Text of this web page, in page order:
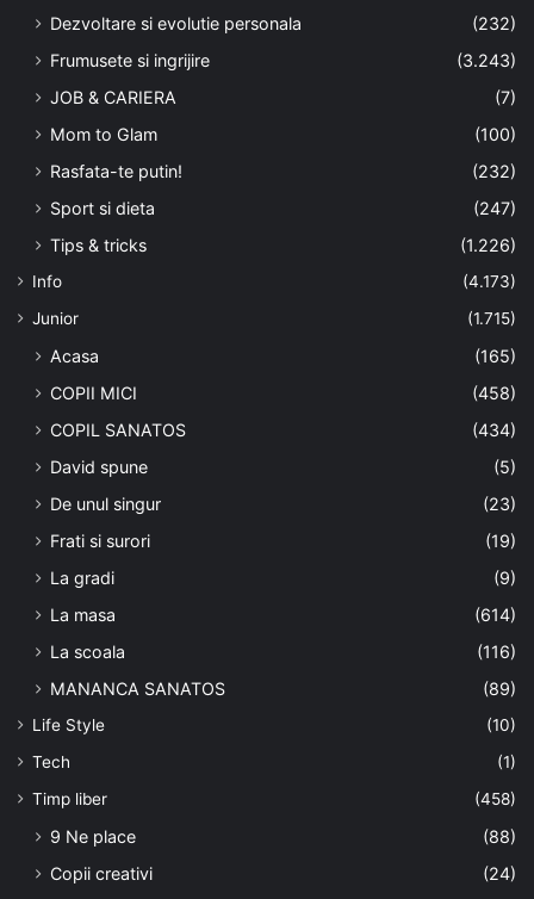
Dezvoltare si evolutie personala
(232)
Frumusete si ingrijire
(3.243)
JOB & CARIERA
(7)
Mom to Glam
(100)
Rasfata-te putin!
(232)
Sport si dieta
(247)
Tips & tricks
(1.226)
Info
(4.173)
Junior
(1.715)
Acasa
(165)
COPII MICI
(458)
COPIL SANATOS
(434)
David spune
(5)
De unul singur
(23)
Frati si surori
(19)
La gradi
(9)
La masa
(614)
La scoala
(116)
MANANCA SANATOS
(89)
Life Style
(10)
Tech
(1)
Timp liber
(458)
9 Ne place
(88)
Copii creativi
(24)